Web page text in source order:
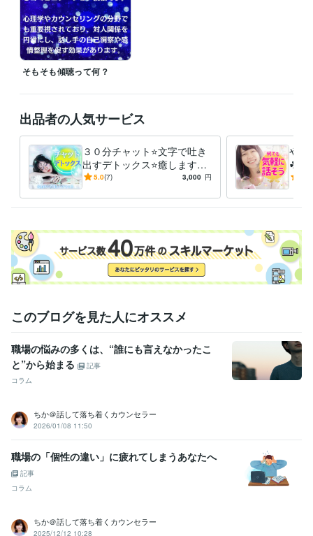
❖・・
ご相談されたい要点を先にお伝えされてもOKです！
お気軽に何でもご質問くださいね。
【大切にしていること】
・傾聴を重視しています。
(୨୧•͈ᴗ•͈)◞ᵗʱᵃᵑᵏઽ
■━━━━━━━━━━□
┃ココナラ未登録の方へ┃
□━━━━━━━━━━■
以下リンクよりご登録いただくとココナラより1000ポイント付与されま
す。
https://coconala.com/invite/F8CSJV
招待コード：F8CSJV
経験職種
営業 / 海外営業 経験年数 : 8年
ライフスタイル・その他 / キャリア・資格アドバイザー
年
職歴
傾聴カウンセラーになるまでの道① 2013年2月 ~ 現在
2021年2月 ~ 現在
産業カウンセラーと出会わなかったら今の私はいない奇跡の合格
家資格キャリコン試験官が傾聴力を高く評価して下さり一発合格
家資格精神保健福祉士になるためキツイ実習も頑張った一発合格
産業カウンセラー
キャリアコンサルタント
そもそも傾聴って何？
出品者の人気サービス
３０分チャット⭐文字で吐き
出すデトックス⭐癒します
【チャット】デトックス⭐あ
る体験を
5.0(7) 3,000 円
やさ
☘電
も㊙
このブログを見た人にオススメ
職場の悩みの多くは、“誰にも言えなかったこ
と”から始まる
記事
コラム
ちか＠話して落ち着くカウンセラー
2026/01/08 11:50
職場の「個性の違い」に疲れてしまうあなたへ
記事
コラム
ちか＠話して落ち着くカウンセラー
2025/12/12 10:28